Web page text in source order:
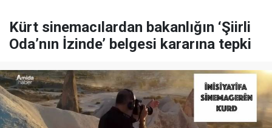
Kürt sinemacılardan bakanlığın ‘Şiirli
Oda’nın İzinde’ belgesi kararına tepki